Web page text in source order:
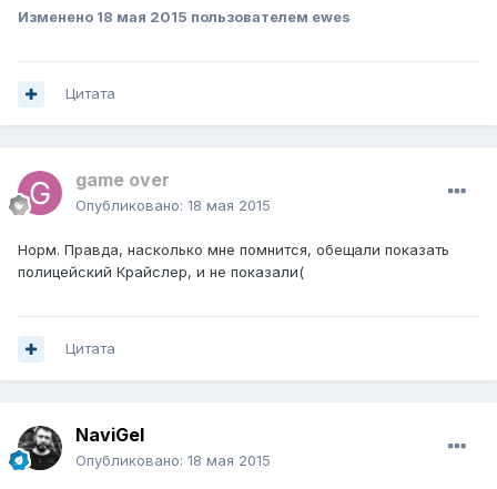
Изменено 18 мая 2015 пользователем ewes
Цитата
game over
Опубликовано: 18 мая 2015
Норм. Правда, насколько мне помнится, обещали показать
полицейский Крайслер, и не показали(
Цитата
NaviGel
Опубликовано: 18 мая 2015